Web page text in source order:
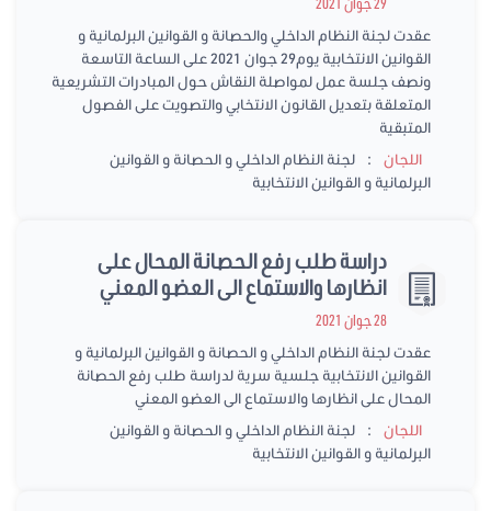
عقدت لجنة النظام الداخلي والحصانة و القوانين البرلمانية و
القوانين الانتخابية يوم29 جوان 2021 على الساعة التاسعة
ونصف جلسة عمل لمواصلة النقاش حول المبادرات التشريعية
المتعلقة بتعديل القانون الانتخابي والتصويت على الفصول
المتبقية
اللجان :
لجنة النظام الداخلي و الحصانة و القوانين
البرلمانية و القوانين الانتخابية
دراسة طلب رفع الحصانة المحال على
انظارها والاستماع الى العضو المعني
عقدت لجنة النظام الداخلي و الحصانة و القوانين البرلمانية و
القوانين الانتخابية جلسية سرية لدراسة طلب رفع الحصانة
المحال على انظارها والاستماع الى العضو المعني
اللجان :
لجنة النظام الداخلي و الحصانة و القوانين
البرلمانية و القوانين الانتخابية